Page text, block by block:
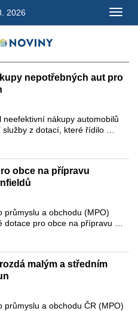
2026
nepotřebných aut pro
neefektivní nákupy automobilů
služby z dotací, které řídilo …
obce na přípravu
průmyslu a obchodu (MPO)
dotace pro obce na přípravu …
malým a středním
průmyslu a obchodu ČR (MPO)